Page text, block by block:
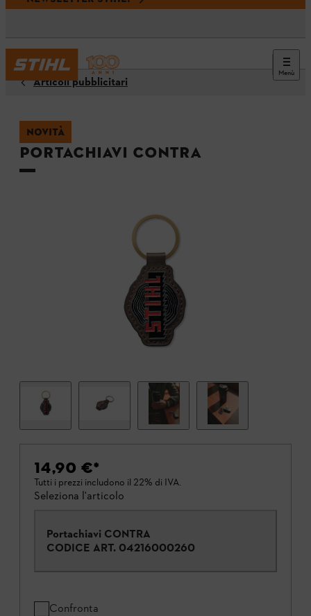
Menù
Articoli pubblicitari
NOVITÀ
Portachiavi CONTRA
14,90 €*
Tutti i prezzi includono il 22% di IVA.
Seleziona l'articolo
Portachiavi CONTRA
CODICE ART. 04216000260
Confronta